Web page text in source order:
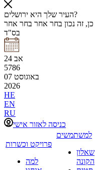
העיר שלך היא ירושלים?
כן, זה נכון בחר אחר בחר אחר
בס"ד
24 אב
5786
07 באוגוסט
2026
HE
EN
RU
כניסה לאזור אישי
פרויקט וכשרות
למה
למשתמשים
שאלון
הקונה